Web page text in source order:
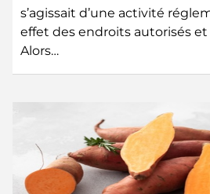
s’agissait d’une activité
effet des endroits autorisés et
Alors…